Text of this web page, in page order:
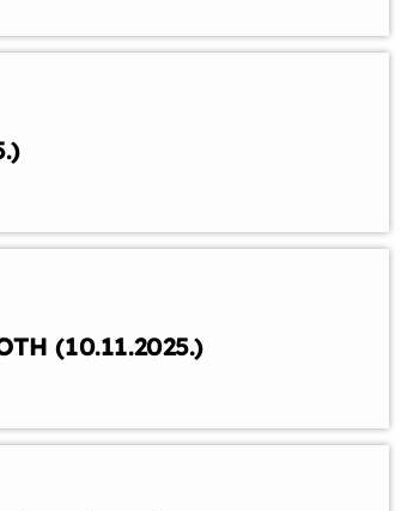
(10.11.2025.)